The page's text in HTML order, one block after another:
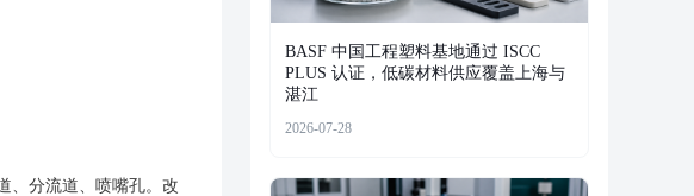
、分流道、喷嘴孔。改
BASF 中国工程塑料基地通过 ISCC
PLUS 认证，低碳材料供应覆盖上海与
湛江
2026-07-28